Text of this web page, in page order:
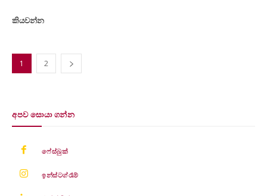
කියවන්න
1 2
අපව සොයා ගන්න
ෆේස්බුක්
ඉන්ස්ටග්රෑම්